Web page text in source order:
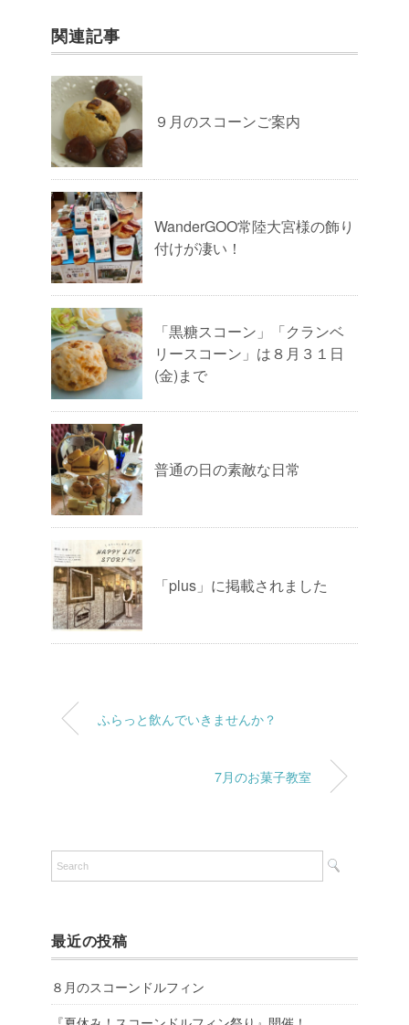
関連記事
９月のスコーンご案内
WanderGOO常陸大宮様の飾り
付けが凄い！
「黒糖スコーン」「クランベ
リースコーン」は８月３１日
(金)まで
普通の日の素敵な日常
「plus」に掲載されました
ふらっと飲んでいきませんか？
7月のお菓子教室
最近の投稿
８月のスコーンドルフィン